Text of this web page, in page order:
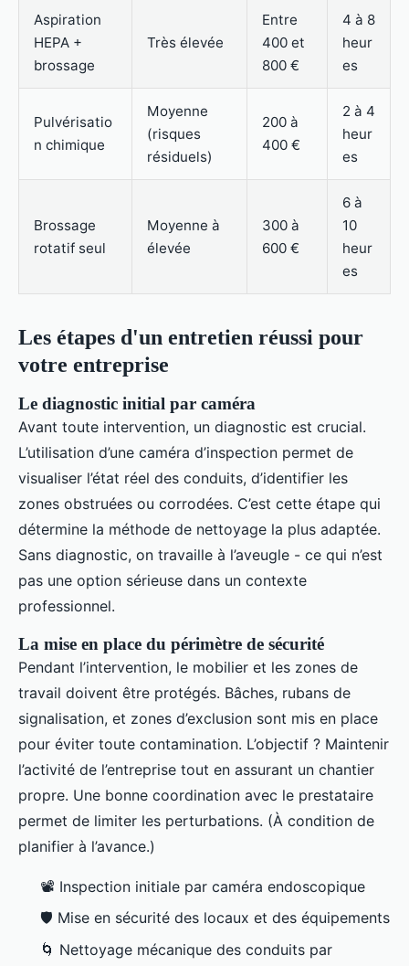
Aspiration
HEPA +
brossage
Très élevée
Entre
400 et
800 €
4 à 8
heur
es
Pulvérisatio
n chimique
Moyenne
(risques
résiduels)
200 à
400 €
2 à 4
heur
es
Brossage
rotatif seul
Moyenne à
élevée
300 à
600 €
6 à
10
heur
es
Les étapes d'un entretien réussi pour
votre entreprise
Le diagnostic initial par caméra
Avant toute intervention, un diagnostic est crucial.
L’utilisation d’une caméra d’inspection permet de
visualiser l’état réel des conduits, d’identifier les
zones obstruées ou corrodées. C’est cette étape qui
détermine la méthode de nettoyage la plus adaptée.
Sans diagnostic, on travaille à l’aveugle - ce qui n’est
pas une option sérieuse dans un contexte
professionnel.
La mise en place du périmètre de sécurité
Pendant l’intervention, le mobilier et les zones de
travail doivent être protégés. Bâches, rubans de
signalisation, et zones d’exclusion sont mis en place
pour éviter toute contamination. L’objectif ? Maintenir
l’activité de l’entreprise tout en assurant un chantier
propre. Une bonne coordination avec le prestataire
permet de limiter les perturbations. (À condition de
planifier à l’avance.)
📽️ Inspection initiale par caméra endoscopique
🛡️ Mise en sécurité des locaux et des équipements
🌀 Nettoyage mécanique des conduits par